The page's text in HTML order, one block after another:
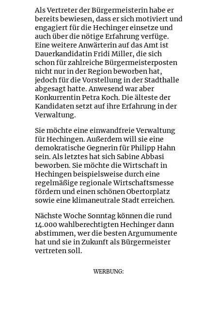
Als Vertreter der Bürgermeisterin habe er
bereits bewiesen, dass er sich motiviert und
engagiert für die Hechinger einsetze und
auch über die nötige Erfahrung verfüge.
Eine weitere Anwärterin auf das Amt ist
Dauerkandidatin Fridi Miller, die sich
schon für zahlreiche Bürgermeisterposten
nicht nur in der Region beworben hat,
jedoch für die Vorstellung in der Stadthalle
abgesagt hatte. Anwesend war aber
Konkurrentin Petra Koch. Die älteste der
Kandidaten setzt auf ihre Erfahrung in der
Verwaltung.
Sie möchte eine einwandfreie Verwaltung
für Hechingen. Außerdem will sie eine
demokratische Gegnerin für Philipp Hahn
sein. Als letztes hat sich Sabine Abbasi
beworben. Sie möchte die Wirtschaft in
Hechingen beispielsweise durch eine
regelmäßige regionale Wirtschaftsmesse
fördern und einen schönen Obertorplatz
sowie eine klimaneutrale Stadt erreichen.
Nächste Woche Sonntag können die rund
14.000 wahlberechtigten Hechinger dann
abstimmen, wer die besten Argumumente
hat und sie in Zukunft als Bürgermeister
vertreten soll.
WERBUNG: